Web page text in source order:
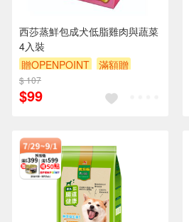
西莎蒸鮮包成犬低脂雞肉與蔬菜
4入裝
贈OPENPOINT
滿額贈
滿額9折
$ 107
$99